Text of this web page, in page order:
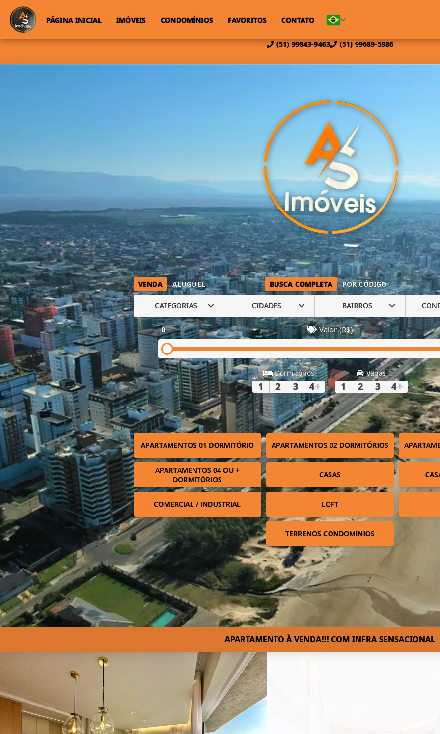
(51) 99843-9463 (51) 99689-5986
PÁGINA INICIAL IMÓVEIS CONDOMÍNIOS FAVORITOS CONTATO
VENDA ALUGUEL BUSCA COMPLETA POR CÓDIGO
CATEGORIAS CIDADES BAIRROS
0 Valor (R$)
Dormitórios
1 2 3 4+
Vagas
1 2 3 4+
APARTAMENTOS 01 DORMITÓRIO APARTAMENTOS 02 DORMITÓRIOS
APARTAMENTOS 04 OU +
DORMITÓRIOS
CASAS
COMERCIAL / INDUSTRIAL LOFT
TERRENOS CONDOMINIOS
APARTAMENTO À VENDA!!! COM INFRA SENSACIONAL